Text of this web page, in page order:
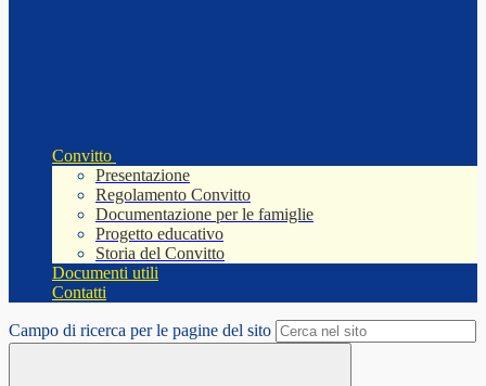
Convitto
Presentazione
Regolamento Convitto
Documentazione per le famiglie
Progetto educativo
Storia del Convitto
Documenti utili
Contatti
Campo di ricerca per le pagine del sito